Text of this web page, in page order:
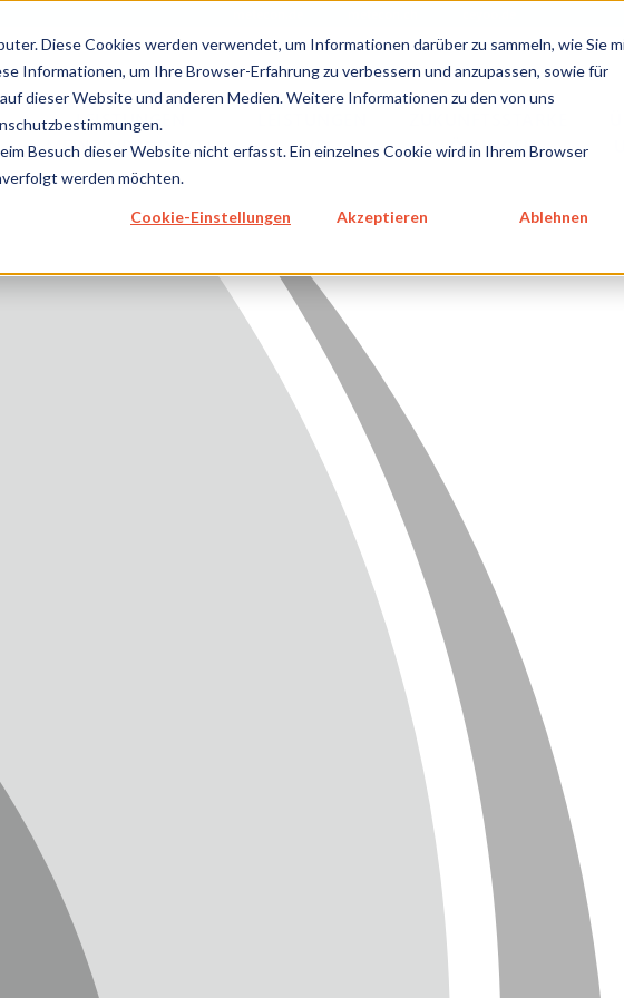
Diese Cookies werden verwendet, um Informationen darüber zu sammeln, wie Sie
Informationen, um Ihre Browser-Erfahrung zu verbessern und anzupassen, sowie für
dieser Website und anderen Medien. Weitere Informationen zu den von uns
Besuch dieser Website nicht erfasst. Ein einzelnes Cookie wird in Ihrem Browser
werden möchten.
Cookie-Einstellungen Akzeptieren Ablehnen
LEISTUNGEN
MEDIZINPRODUKTE
IVD
LÖSUNGEN
HOME
LEISTUNGEN MEDIZINPRODUKTE
ZUKUNFTSSTARKE LÖSUNGEN